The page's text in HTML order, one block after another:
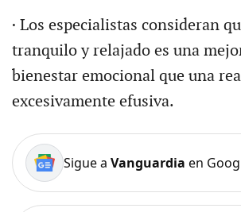
· Los especialistas consideran
tranquilo y relajado es una
bienestar emocional que una
excesivamente efusiva.
Sigue a Vanguardia en